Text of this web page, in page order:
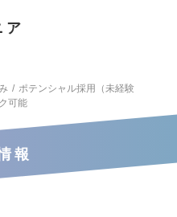
ア
ポテンシャル採用（未経験
可能
報